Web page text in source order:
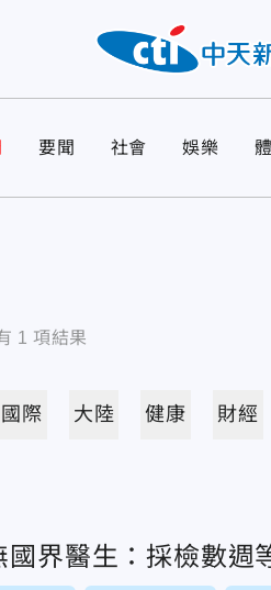
要聞 社會 娛樂
1 項結果
國際 大陸 健康 財經
界醫生：採檢數週